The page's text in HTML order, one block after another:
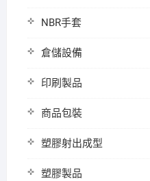
NBR手套
倉儲設備
印刷製品
商品包裝
塑膠射出成型
塑膠製品